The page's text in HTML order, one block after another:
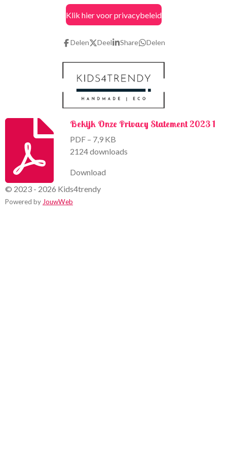
e
b
o
t
a
r
Klik hier voor privacybeleid
Delen Deel Share Delen
Bekijk Onze Privacy Statement 2023 1
PDF – 7,9 KB
2124 downloads
Download
© 2023 - 2026 Kids4trendy
Powered by JouwWeb